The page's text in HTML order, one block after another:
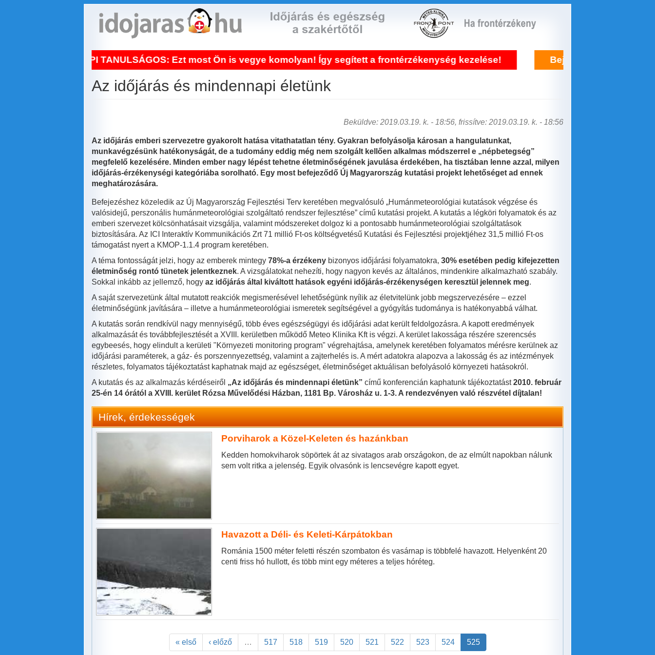
NAPI TANULSÁGOS: Ezt most Ön is vegye komolyan! Így segített a frontérzékenység kezelése! Bejelentkezés
Az időjárás és mindennapi életünk
Beküldve: 2019.03.19. k. - 18:56, frissítve: 2019.03.19. k. - 18:56
Az időjárás emberi szervezetre gyakorolt hatása vitathatatlan tény. Gyakran befolyásolja károsan a hangulatunkat,
munkavégzésünk hatékonyságát, de a tudomány eddig még nem szolgált kellően alkalmas módszerrel e „népbetegség”
megfelelő kezelésére. Minden ember nagy lépést tehetne életminőségének javulása érdekében, ha tisztában lenne azzal, milyen
időjárás-érzékenységi kategóriába sorolható. Egy most befejeződő Új Magyarország kutatási projekt lehetőséget ad ennek
meghatározására.
Befejezéshez közeledik az Új Magyarország Fejlesztési Terv keretében megvalósuló „Humánmeteorológiai kutatások végzése és
valósidejű, perszonális humánmeteorológiai szolgáltató rendszer fejlesztése” című kutatási projekt. A kutatás a légköri folyamatok és az
emberi szervezet kölcsönhatásait vizsgálja, valamint módszereket dolgoz ki a pontosabb humánmeteorológiai szolgáltatások
biztosítására. Az ICI Interaktív Kommunikációs Zrt 71 millió Ft-os költségvetésű Kutatási és Fejlesztési projektjéhez 31,5 millió Ft-os
támogatást nyert a KMOP-1.1.4 program keretében.
A téma fontosságát jelzi, hogy az emberek mintegy 78%-a érzékeny bizonyos időjárási folyamatokra, 30% esetében pedig kifejezetten
életminőség rontó tünetek jelentkeznek. A vizsgálatokat nehezíti, hogy nagyon kevés az általános, mindenkire alkalmazható szabály.
Sokkal inkább az jellemző, hogy az időjárás által kiváltott hatások egyéni időjárás-érzékenységen keresztül jelennek meg.
A saját szervezetünk által mutatott reakciók megismerésével lehetőségünk nyílik az életvitelünk jobb megszervezésére – ezzel
életminőségünk javítására – illetve a humánmeteorológiai ismeretek segítségével a gyógyítás tudománya is hatékonyabbá válhat.
A kutatás során rendkívül nagy mennyiségű, több éves egészségügyi és időjárási adat került feldolgozásra. A kapott eredmények
alkalmazását és továbbfejlesztését a XVIII. kerületben működő Meteo Klinika Kft is végzi. A kerület lakossága részére szerencsés
egybeesés, hogy elindult a kerületi "Környezeti monitoring program" végrehajtása, amelynek keretében folyamatos mérésre kerülnek az
időjárási paraméterek, a gáz- és porszennyezettség, valamint a zajterhelés is. A mért adatokra alapozva a lakosság és az intézmények
részletes, folyamatos tájékoztatást kaphatnak majd az egészséget, életminőséget aktuálisan befolyásoló környezeti hatásokról.
A kutatás és az alkalmazás kérdéseiről „Az időjárás és mindennapi életünk” című konferencián kaphatunk tájékoztatást2010. február
25-én 14 órától a XVIII. kerület Rózsa Művelődési Házban, 1181 Bp. Városház u. 1-3. A rendezvényen való részvétel díjtalan!
Hírek, érdekességek
Porviharok a Közel-Keleten és hazánkban
Kedden homokviharok söpörtek át az sivatagos arab országokon, de az elmúlt napokban nálunk
sem volt ritka a jelenség. Egyik olvasónk is lencsevégre kapott egyet.
Havazott a Déli- és Keleti-Kárpátokban
Románia 1500 méter feletti részén szombaton és vasárnap is többfelé havazott. Helyenként 20
centi friss hó hullott, és több mint egy méteres a teljes hóréteg.
« első ‹ előző … 517 518 519 520 521 522 523 524 525